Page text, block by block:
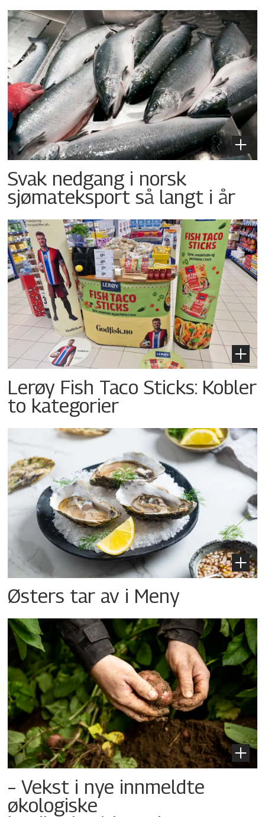
Svak nedgang i norsk
sjømateksport så langt i år
Lerøy Fish Taco Sticks: Kobler
to kategorier
Østers tar av i Meny
– Vekst i nye innmeldte
økologiske